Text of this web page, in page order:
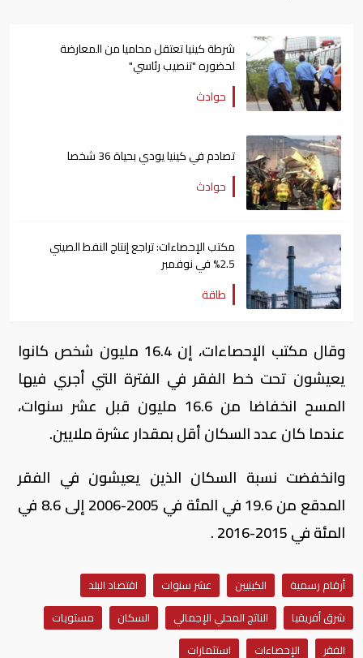
شرطة كينيا تعتقل محاميا من المعارضة
لحضوره "تنصيب رئاسي"
حوادث
تصادم في كينيا يودي بحياة 36 شخصا
حوادث
مكتب الإحصاءات: تراجع إنتاج النفط الصيني
2.5% في نوفمبر
طاقة
وقال مكتب الإحصاءات، إن 16.4 مليون شخص كانوا
يعيشون تحت خط الفقر في الفترة التي أجري فيها
المسح انخفاضا من 16.6 مليون قبل عشر سنوات،
عندما كان عدد السكان أقل بمقدار عشرة ملايين.
وانخفضت نسبة السكان الذين يعيشون في الفقر
المدقع من 19.6 في المئة في 2005-2006 إلى 8.6 في
المئة في 2015-2016 .
أرقام رسمية الكينيين عشر سنوات
اقتصاد البلد
شرق أفريقيا
الناتج المحلي الإجمالي السكان
مستويات
الفقر
الإحصاءات استثمارات